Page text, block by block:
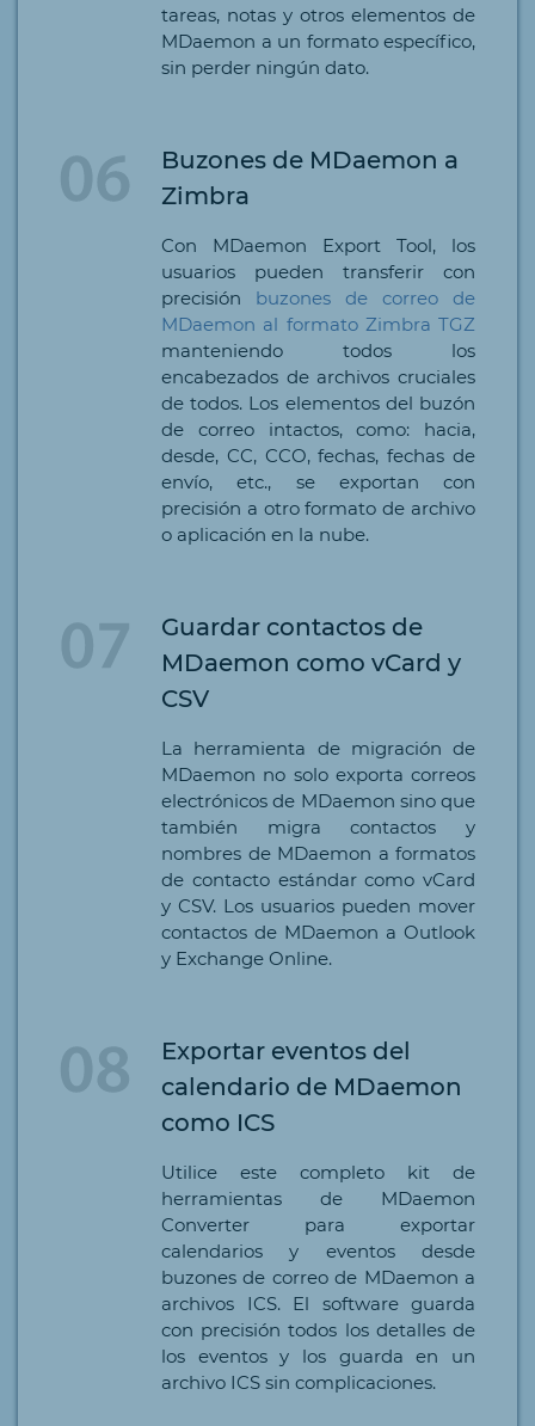
tareas, notas y otros elementos de
MDaemon a un formato específico,
sin perder ningún dato.
Buzones de MDaemon a
Zimbra
Con MDaemon Export Tool, los
usuarios pueden transferir con
precisión buzones de correo de
MDaemon al formato Zimbra TGZ
manteniendo todos los
encabezados de archivos cruciales
de todos. Los elementos del buzón
de correo intactos, como: hacia,
desde, CC, CCO, fechas, fechas de
envío, etc., se exportan con
precisión a otro formato de archivo
o aplicación en la nube.
Guardar contactos de
MDaemon como vCard y
CSV
La herramienta de migración de
MDaemon no solo exporta correos
electrónicos de MDaemon sino que
también migra contactos y
nombres de MDaemon a formatos
de contacto estándar como vCard
y CSV. Los usuarios pueden mover
contactos de MDaemon a Outlook
y Exchange Online.
Exportar eventos del
calendario de MDaemon
como ICS
Utilice este completo kit de
herramientas de MDaemon
Converter para exportar
calendarios y eventos desde
buzones de correo de MDaemon a
archivos ICS. El software guarda
con precisión todos los detalles de
los eventos y los guarda en un
archivo ICS sin complicaciones.